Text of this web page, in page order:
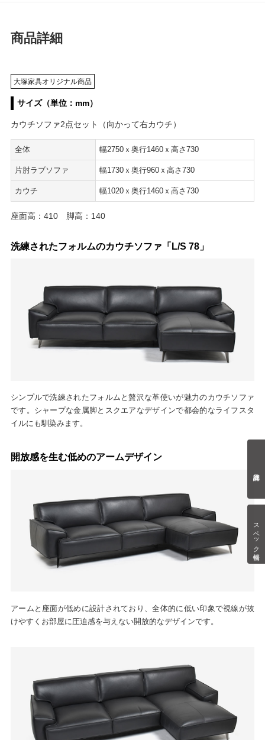
スペック情報
商品詳細
大塚家具オリジナル商品
サイズ（単位：mm）
カウチソファ2点セット（向かって右カウチ）
全体 幅2750ｘ奥行1460ｘ高さ730
片肘ラブソファ 幅1730ｘ奥行960ｘ高さ730
カウチ 幅1020ｘ奥行1460ｘ高さ730
座面高：410 脚高：140
洗練されたフォルムのカウチソファ「L/S 78」
シンプルで洗練されたフォルムと贅沢な革使いが魅力のカウチソファ
です。シャープな金属脚とスクエアなデザインで都会的なライフスタ
イルにも馴染みます。
開放感を生む低めのアームデザイン
アームと座面が低めに設計されており、全体的に低い印象で視線が抜
けやすくお部屋に圧迫感を与えない開放的なデザインです。